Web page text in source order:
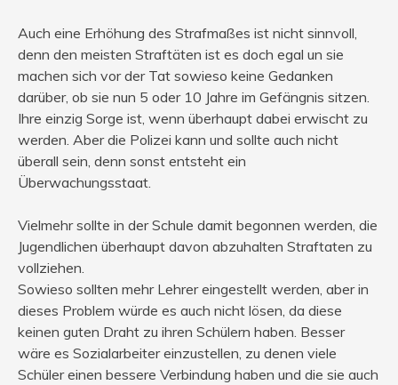
Auch eine Erhöhung des Strafmaßes ist nicht sinnvoll,
denn den meisten Straftäten ist es doch egal un sie
machen sich vor der Tat sowieso keine Gedanken
darüber, ob sie nun 5 oder 10 Jahre im Gefängnis sitzen.
Ihre einzig Sorge ist, wenn überhaupt dabei erwischt zu
werden. Aber die Polizei kann und sollte auch nicht
überall sein, denn sonst entsteht ein
Überwachungsstaat.
Vielmehr sollte in der Schule damit begonnen werden, die
Jugendlichen überhaupt davon abzuhalten Straftaten zu
vollziehen.
Sowieso sollten mehr Lehrer eingestellt werden, aber in
dieses Problem würde es auch nicht lösen, da diese
keinen guten Draht zu ihren Schülern haben. Besser
wäre es Sozialarbeiter einzustellen, zu denen viele
Schüler einen bessere Verbindung haben und die sie auch